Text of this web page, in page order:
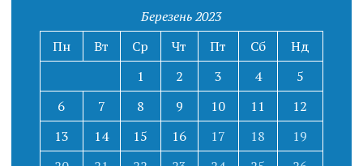
Березень 2023
Пн
Вт Ср Чт Пт Сб
Нд
1
2 3 4
5
6
7 8 9 10 11
12
13
14 15 16 17 18
19